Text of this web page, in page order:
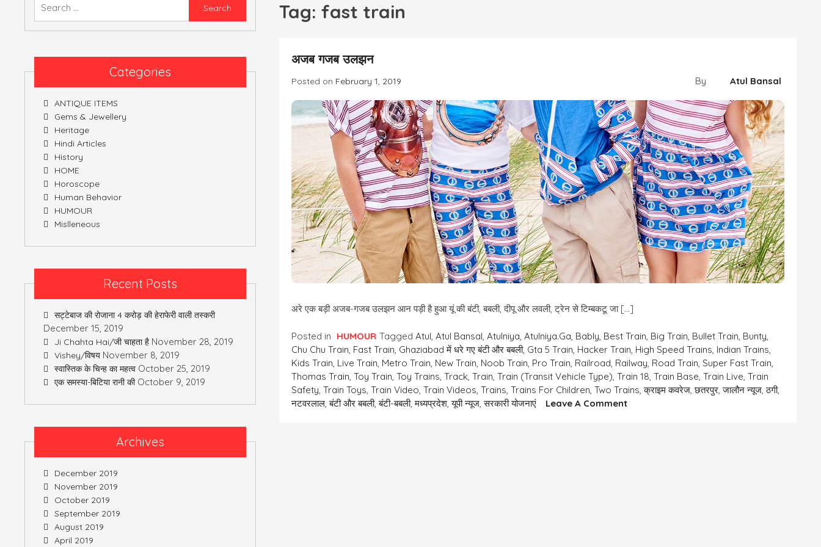
ATULNIYA THE INCREDIBLE
Tag:fast train
अजब गजब उलझन
Posted on February 1, 2019 By Atul Bansal
अरे एक बड़ी अजब-गजब उलझन आन पड़ी है हुआ यूं की बंटी, बबली, दीपू और लवली, ट्रेन से टिम्बकटू जा […]
Posted in HUMOUR TaggedAtul,Atul Bansal,Atulniya,Atulniya.ga, Bably, Best Train, Big Train, Bullet Train, Bunty,
Chu Chu Train, Fast Train, Ghaziabad में धरे गए बंटी और बबली, Gta 5 Train, Hacker Train, High Speed Trains, Indian Trains,
Kids Train, Live Train, Metro Train, New Train, Noob Train, Pro Train, Railroad, Railway, Road Train, Super Fast Train,
Thomas Train,Toy Train,Toy Trains,Track,Train,Train (transit Vehicle Type),Train 18,Train Base,Train Live,Train
Safety,Train Toys,Train Video,Train Videos,Trains,Trains For Children,Two Trains,क्राइम कवरेज,छतरपुर,जालौन न्यूज,ठगी,
नटवरलाल,बंटी और बबली,बंटी-बबली,मध्यप्रदेश,यूपी न्यूज,सरकारी योजनाएं Leave A CommentOn
Categories
ANTIQUE ITEMS
Gems & Jewellery
Heritage
Hindi Articles
History
HOME
Horoscope
Human Behavior
HUMOUR
Mislleneous
Recent Posts
सट्टेबाज की रोजाना 4 करोड़ की हेराफेरी वाली तस्करी
December 15, 2019
Ji Chahta Hai/जी चाहता है November 28, 2019
Vishey/विषय November 8, 2019
स्वास्तिक के चिन्ह का महत्व October 25, 2019
एक समस्या-बिटिया रानी की October 9, 2019
Archives
December 2019
November 2019
October 2019
September 2019
August 2019
April 2019